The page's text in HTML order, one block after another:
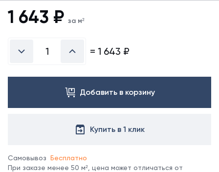
все
заказа
1 643 ₽ за м²
= 1 643 ₽
Добавить в корзину
Купить в 1 клик
Самовывоз Бесплатно
При заказе менее 50 м², цена может отличаться от